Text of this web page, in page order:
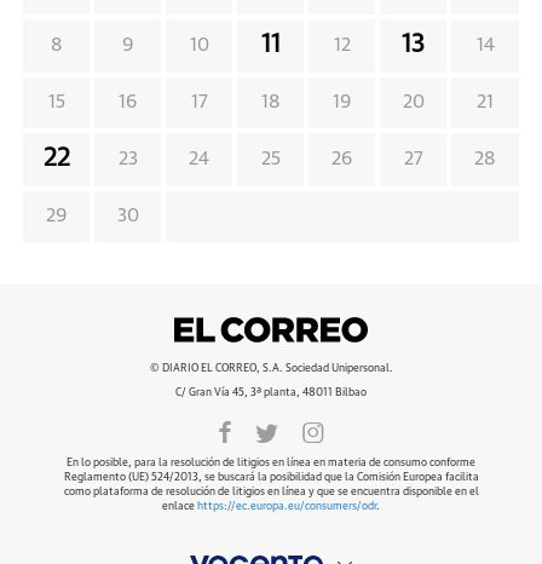
8 9 10 11 12 13 14
15 16 17 18 19 20 21
22 23 24 25 26 27 28
29 30
© DIARIO EL CORREO, S.A. Sociedad Unipersonal.
C/ Gran Vía 45, 3ª planta, 48011 Bilbao
En lo posible, para la resolución de litigios en línea en materia de consumo conforme
Reglamento (UE) 524/2013, se buscará la posibilidad que la Comisión Europea facilita
como plataforma de resolución de litigios en línea y que se encuentra disponible en el
enlace https://ec.europa.eu/consumers/odr.